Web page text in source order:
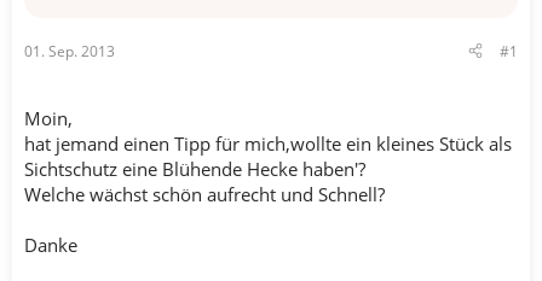
r
a
01. Sep. 2013 #1
Moin,
hat jemand einen Tipp für mich,wollte ein kleines Stück als
Sichtschutz eine Blühende Hecke haben'?
Welche wächst schön aufrecht und Schnell?
Danke